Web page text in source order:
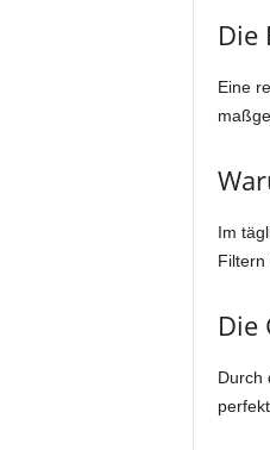
Die
Eine
Im
Filtern
Die
Durch